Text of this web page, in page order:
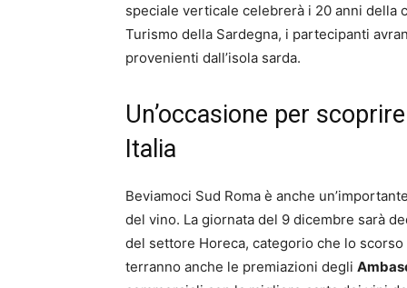
speciale verticale celebrerà i 20 anni della
Turismo della Sardegna, i partecipanti
provenienti dall’isola sarda.
Un’occasione per
Italia
Beviamoci Sud Roma è anche
del vino. La giornata del 9 dicembre sarà
del settore Horeca, categorio che lo
terranno anche le premiazioni degli